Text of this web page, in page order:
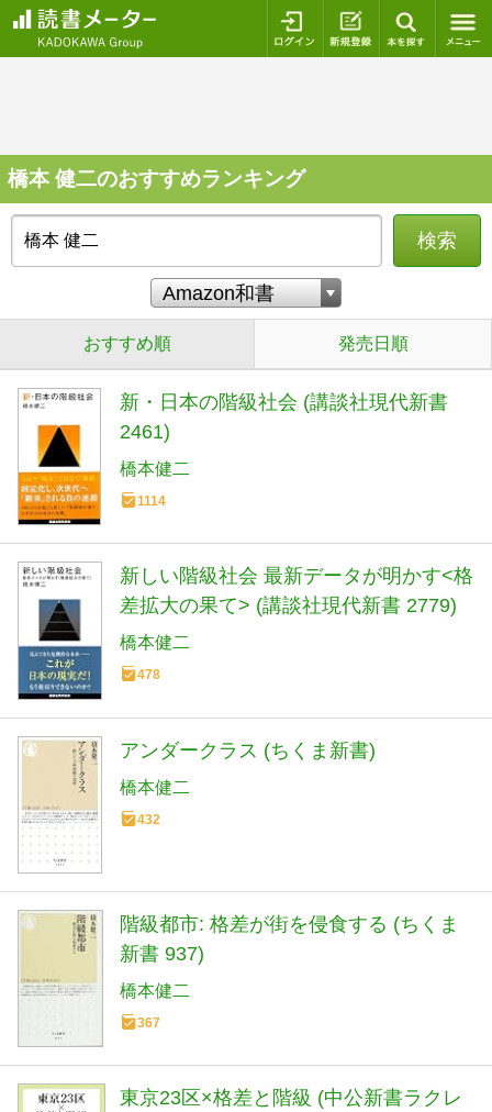
ログイン 新規登録
橋本 健二のおすすめランキング
検索
おすすめ順 発売日順
新・日本の階級社会 (講談社現代新書
2461)
橋本健二
1114
新しい階級社会 最新データが明かす<格
差拡大の果て> (講談社現代新書 2779)
橋本健二
478
アンダークラス (ちくま新書)
橋本健二
432
階級都市: 格差が街を侵食する (ちくま
新書 937)
橋本健二
367
東京23区×格差と階級 (中公新書ラクレ